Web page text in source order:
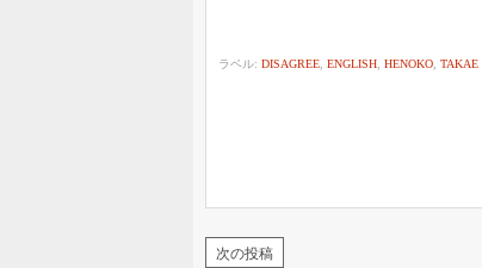
ラベル: DISAGREE ENGLISH HENOKO TAKAE
次の投稿